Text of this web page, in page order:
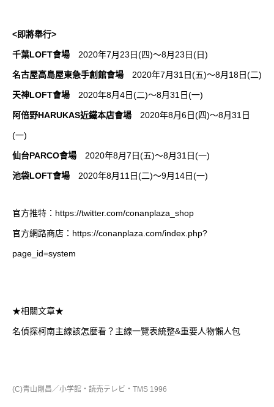
<即將舉行>
千葉LOFT會場 2020年7月23日(四)～8月23日(日)
名古屋高島屋東急手創館會場 2020年7月31日(五)～8月18日(二)
天神LOFT會場 2020年8月4日(二)～8月31日(一)
阿倍野HARUKAS近鐵本店會場 2020年8月6日(四)～8月31日
(一)
仙台PARCO會場 2020年8月7日(五)～8月31日(一)
池袋LOFT會場 2020年8月11日(二)～9月14日(一)
官方推特： https://twitter.com/conanplaza_shop
官方網路商店： https://conanplaza.com/index.php?
page_id=system
★相關文章★
名偵探柯南主線該怎麼看？主線一覽表統整&重要人物懶人包
(C)青山剛昌／小学館・読売テレビ・TMS 1996